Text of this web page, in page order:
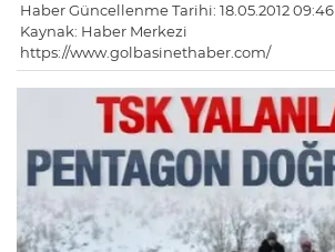
Haber Güncellenme Tarihi: 18.05.2012 09:46
Kaynak: Haber Merkezi
https://www.golbasinethaber.com/